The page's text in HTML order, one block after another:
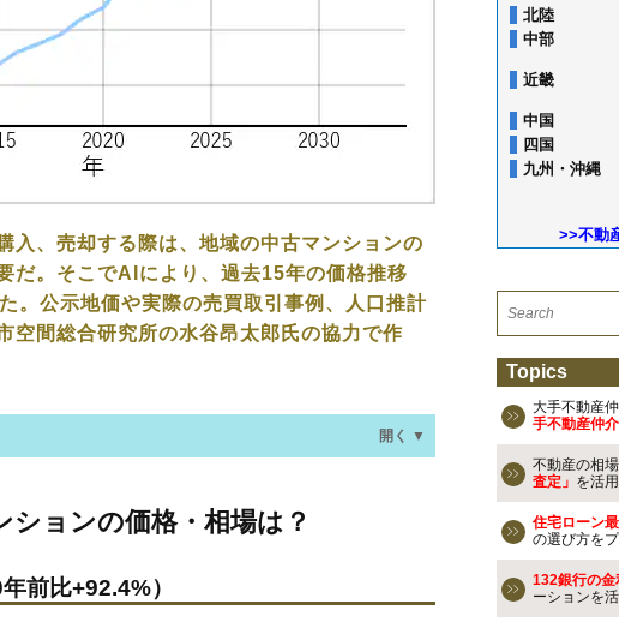
入、売却する際は、地域の中古マンションの
だ。そこでAIにより、過去15年の価格推移
。公示地価や実際の売買取引事例、人口推計
空間総合研究所の水谷昂太郎氏の協力で作
開く ▼
前比+92.4%）
る？
ションの価格・相場は？
前比+92.4%）
北陸
中部
近畿
中国
四国
九州・沖縄
>>不動
Topics
大手不動産
手不動産仲
不動産の相
査定」 を活
住宅ローン
の選び方を
132銀行の金
ーションを